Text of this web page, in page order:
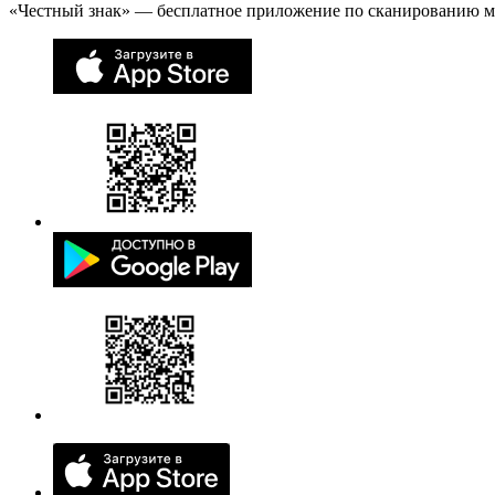
«Честный знак» — бесплатное приложение по сканированию